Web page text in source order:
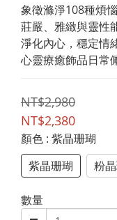
象徵滌淨108種煩
莊嚴、雅緻與靈性
淨化內心，穩定情
心靈療癒飾品日常
NT$2,980
NT$2,380
顏色 : 紫晶珊瑚
紫晶珊瑚
粉
數量